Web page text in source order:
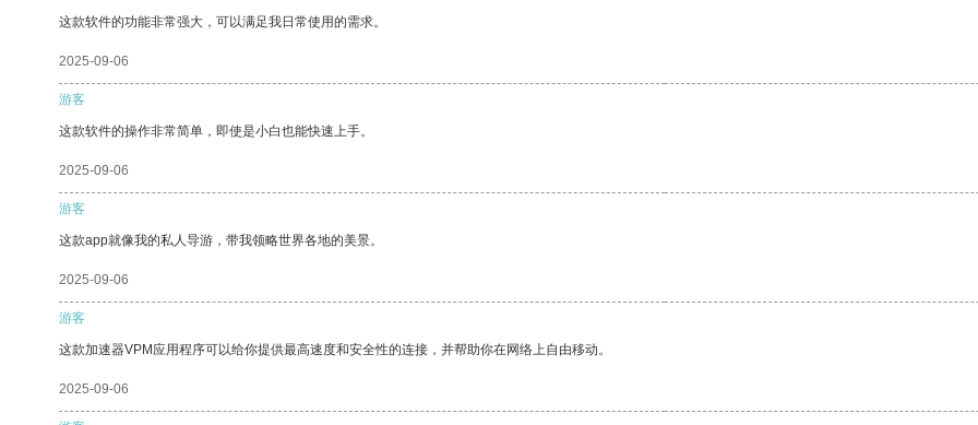
这款软件的功能非常强大，可以满足我日常使用的需求。
2025-09-06
游客
这款软件的操作非常简单，即使是小白也能快速上手。
2025-09-06
游客
这款app就像我的私人导游，带我领略世界各地的美景。
2025-09-06
游客
这款加速器VPM应用程序可以给你提供最高速度和安全性的连接，并帮助你在网络上自由移动。
2025-09-06